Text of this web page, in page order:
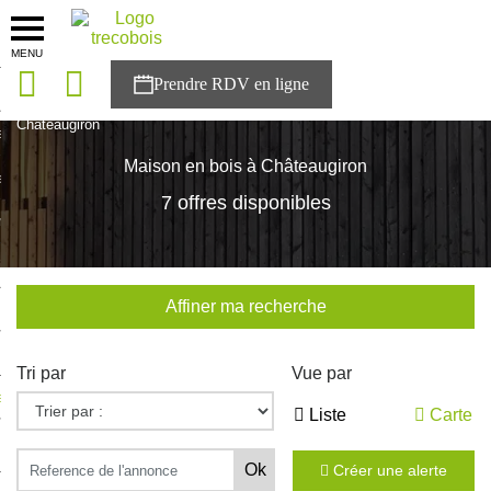
MENU
solutions
Trecobois
à NESTOR
Châteaugiron
Maison en bois à Châteaugiron
7 offres disponibles
Affiner ma recherche
Tri par Vue par
Liste Carte
Créer une alerte